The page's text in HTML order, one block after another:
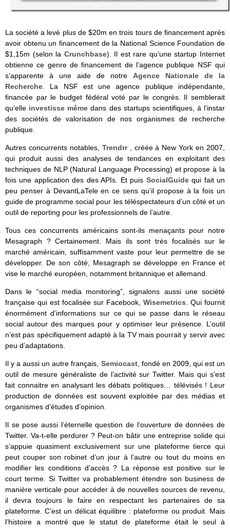
La société a levé plus de $20m en trois tours de financement après
avoir obtenu un financement de la National Science Foundation de
$1,15m (selon la Crunchbase). Il est rare qu’une startup Internet
obtienne ce genre de financement de l’agence publique NSF qui
s’apparente à une aide de notre Agence Nationale de la
Recherche . La NSF est une agence publique indépendante,
financée par le budget fédéral voté par le congrès. Il semblerait
qu’elle investisse même dans des startups scientifiques, à l’instar
des sociétés de valorisation de nos organismes de recherche
publique.
Autres concurrents notables, Trendrr, créée à New York en 2007,
qui produit aussi des analyses de tendances en exploitant des
techniques de NLP (Natural Language Processing) et propose à la
fois une application des des APIs. Et puis SocialGuidequi fait un
peu penser à DevantLaTele en ce sens qu’il propose à la fois un
guide de programme social pour les téléspectateurs d’un côté et un
outil de reporting pour les professionnels de l’autre.
Tous ces concurrents américains sont-ils menaçants pour notre
Mesagraph ? Certainement. Mais ils sont très focalisés sur le
marché américain, suffisamment vaste pour leur permettre de se
développer. De son côté, Mesagraph se développe en France et
vise le marché européen, notamment britannique et allemand.
Dans le “social media monitoring”, signalons aussi une société
française qui est focalisée sur Facebook, Wisemetrics. Qui fournit
énormément d’informations sur ce qui se passe dans le réseau
social autour des marques pour y optimiser leur présence. L’outil
n’est pas spécifiquement adapté à la TV mais pourrait y servir avec
peu d’adaptations.
Il y a aussi un autre français, Semiocast, fondé en 2009, qui est un
outil de mesure généraliste de l’activité sur Twitter. Mais qui s’est
fait connaitre en analysant les débats politiques… télévisés ! Leur
production de données est souvent exploitée par des médias et
organismes d’études d’opinion.
Il se pose aussi l’éternelle question de l’ouverture de données de
Twitter. Va-t-elle perdurer ? Peut-on bâtir une entreprise solide qui
s’appuie quasiment exclusivement sur une plateforme tierce qui
peut couper son robinet d’un jour à l’autre ou tout du moins en
modifier les conditions d’accès ? La réponse est positive sur le
court terme. Si Twitter va probablement étendre son business de
manière verticale pour accéder à de nouvelles sources de revenu,
il devra toujours le faire en respectant les partenaires de sa
plateforme. C’est un délicat équilibre : plateforme ou produit. Mais
l’histoire a montré que le statut de plateforme était le seul à